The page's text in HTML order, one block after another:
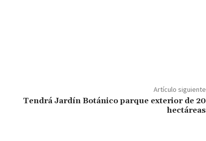
Artículo siguiente
Tendrá Jardín Botánico parque exterior de 20
hectáreas